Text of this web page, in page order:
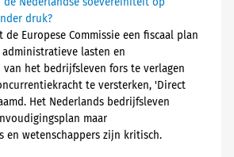
druk?
Europese Commissie een fiscaal plan
lasten en
van het bedrijfsleven fors te verlagen
te versterken, 'Direct
Het Nederlands bedrijfsleven
maar
en wetenschappers zijn kritisch.